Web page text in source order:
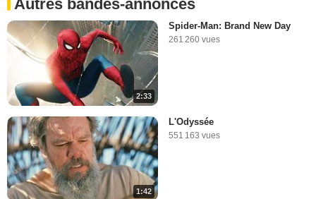
Autres bandes-annonces
2:33
Spider-Man: Brand New Day
261 260 vues
1:42
L'Odyssée
551 163 vues